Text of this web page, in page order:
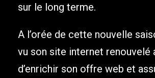
sur le long terme.
A l’orée de cette nouvelle
vu son site internet renouvelé
d’enrichir son offre web et